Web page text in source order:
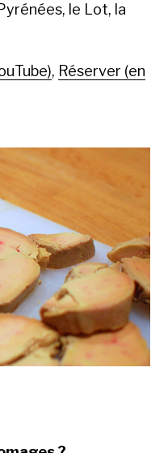
le Lot, la
, Réserver (en